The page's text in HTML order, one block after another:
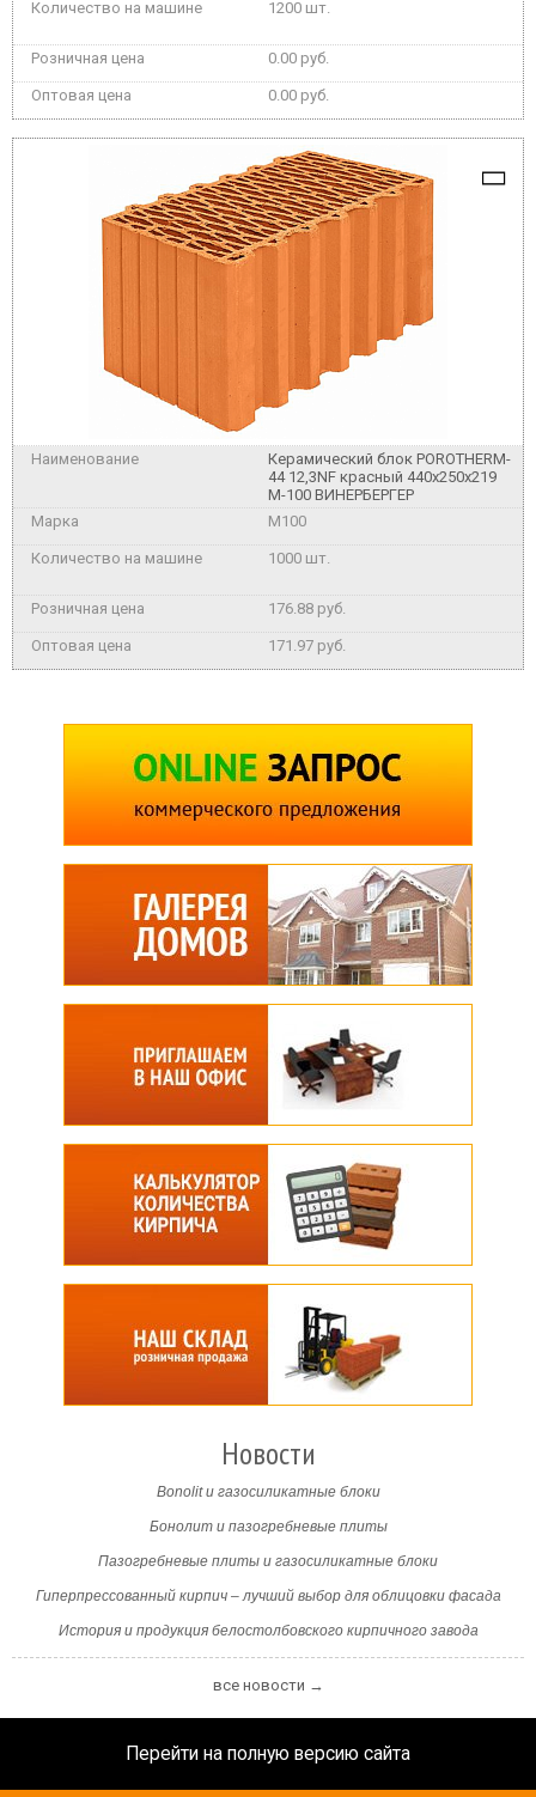
1200 шт.
0.00 руб.
0.00 руб.
Керамический блок POROTHERM-
44 12,3NF красный 440x250x219
М-100 ВИНЕРБЕРГЕР
M100
1000 шт.
176.88 руб.
171.97 руб.
Новости
Bonolit и газосиликатные блоки
Бонолит и пазогребневые плиты
Пазогребневые плиты и газосиликатные блоки
Гиперпрессованный кирпич – лучший выбор для облицовки фасада
История и продукция белостолбовского кирпичного завода
все новости →
Перейти на полную версию сайта